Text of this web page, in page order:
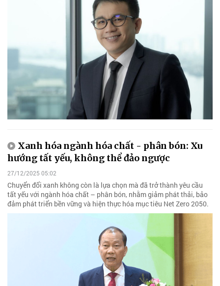
Xanh hóa ngành hóa chất - phân bón: Xu
hướng tất yếu, không thể đảo ngược
27/12/2025 05:02
Chuyển đổi xanh không còn là lựa chọn mà đã trở thành yêu cầu
tất yếu với ngành hóa chất – phân bón, nhằm giảm phát thải, bảo
đảm phát triển bền vững và hiện thực hóa mục tiêu Net Zero 2050.